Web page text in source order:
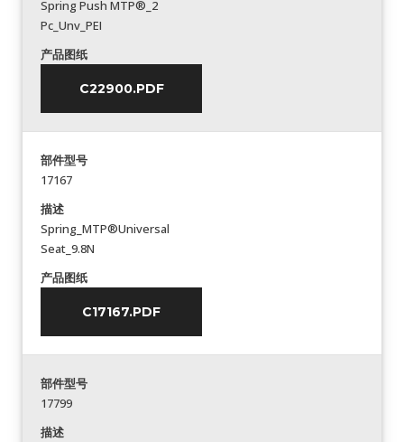
Spring Push MTP®_2
Pc_Unv_PEI
产品图纸
C22900.PDF
部件型号
17167
描述
Spring_MTP®Universal
Seat_9.8N
产品图纸
C17167.PDF
部件型号
17799
描述